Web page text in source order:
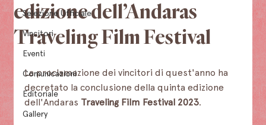
Selezione Ufficiale
Vincitori
Eventi
Comunicazioni
Editoriale
Gallery
edizione dell’Andaras
Traveling Film Festival
La proclamazione dei vincitori di quest'anno ha
decretato la conclusione della quinta edizione
dell'Andaras Traveling Film Festival 2023.